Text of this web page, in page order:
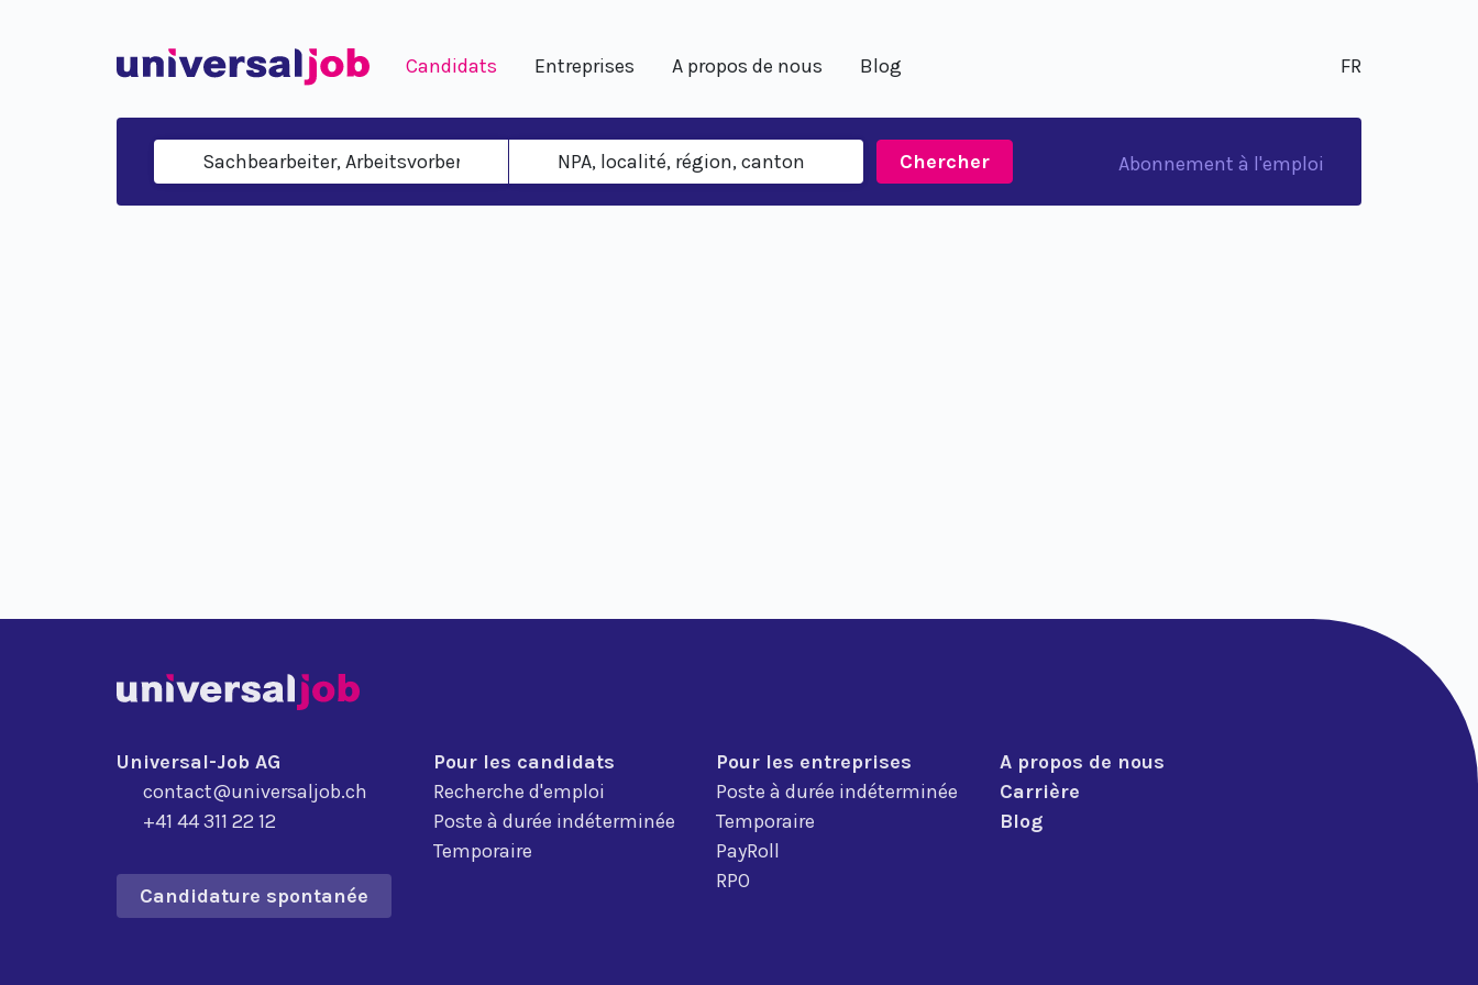
Candidats Entreprises A propos de nous Blog FR
Chercher Abonnement à l'emploi
Universal-Job AG
contact@universaljob.ch
+41 44 311 22 12
Candidature spontanée
Pour les candidats
Recherche d'emploi
Poste à durée indéterminée
Temporaire
Pour les entreprises
Poste à durée indéterminée
Temporaire
PayRoll
RPO
A propos de nous
Carrière
Blog